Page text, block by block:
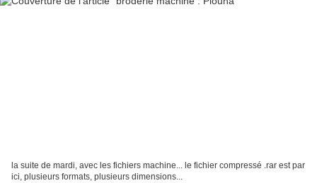
la suite de mardi, avec les fichiers machine... le fichier compressé .rar est par
ici, plusieurs formats, plusieurs dimensions...